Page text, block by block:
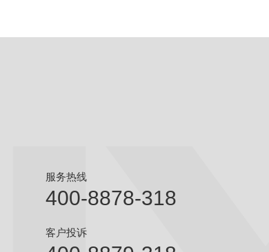
服务热线
400-8878-318
客户投诉